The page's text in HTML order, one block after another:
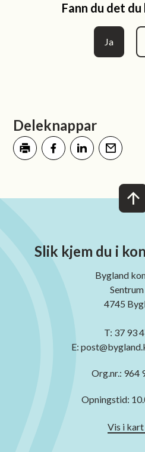
Fann du det
Ja
Deleknappar
Slik kjem du i
Bygland
4745
T: 37 93
E:
Org.nr.: 964
Opningstid:
Vis i kart